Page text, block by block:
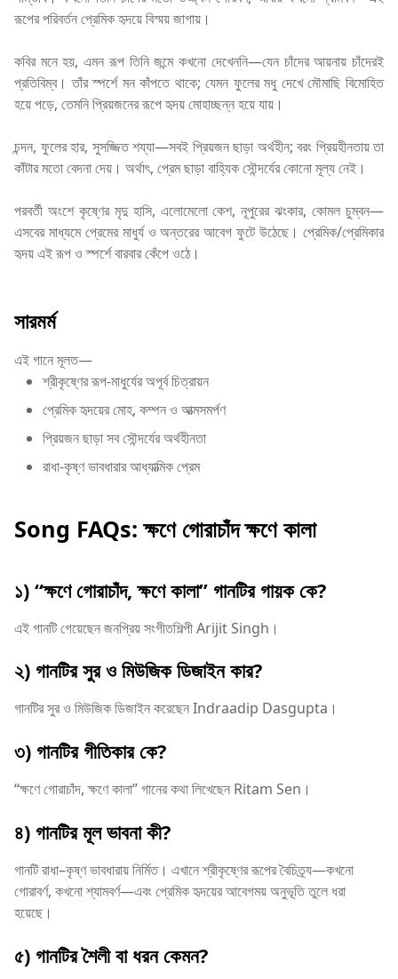
রূপের পরিবর্তন প্রেমিক হৃদয়ে বিস্ময় জাগায়।
কবির মনে হয়, এমন রূপ তিনি জন্মে কখনো দেখেননি—যেন চাঁদের আয়নায় চাঁদেরই
প্রতিবিম্ব। তাঁর স্পর্শে মন কাঁপতে থাকে; যেমন ফুলের মধু দেখে মৌমাছি বিমোহিত
হয়ে পড়ে, তেমনি প্রিয়জনের রূপে হৃদয় মোহাচ্ছন্ন হয়ে যায়।
চন্দন, ফুলের হার, সুসজ্জিত শয্যা—সবই প্রিয়জন ছাড়া অর্থহীন; বরং প্রিয়হীনতায় তা
কাঁটার মতো বেদনা দেয়। অর্থাৎ, প্রেম ছাড়া বাহ্যিক সৌন্দর্যের কোনো মূল্য নেই।
পরবর্তী অংশে কৃষ্ণের মৃদু হাসি, এলোমেলো কেশ, নূপুরের ঝংকার, কোমল চুম্বন—
এসবের মাধ্যমে প্রেমের মাধুর্য ও অন্তরের আবেগ ফুটে উঠেছে। প্রেমিক/প্রেমিকার
হৃদয় এই রূপ ও স্পর্শে বারবার কেঁপে ওঠে।
সারমর্ম
এই গানে মূলত—
শ্রীকৃষ্ণের রূপ-মাধুর্যের অপূর্ব চিত্রায়ন
প্রেমিক হৃদয়ের মোহ, কম্পন ও আত্মসমর্পণ
প্রিয়জন ছাড়া সব সৌন্দর্যের অর্থহীনতা
রাধা-কৃষ্ণ ভাবধারার আধ্যাত্মিক প্রেম
Song FAQs: ক্ষণে গোরাচাঁদ ক্ষণে কালা
১) “ক্ষণে গোরাচাঁদ, ক্ষণে কালা” গানটির গায়ক কে?
এই গানটি গেয়েছেন জনপ্রিয় সংগীতশিল্পী Arijit Singh।
২) গানটির সুর ও মিউজিক ডিজাইন কার?
গানটির সুর ও মিউজিক ডিজাইন করেছেন Indraadip Dasgupta।
৩) গানটির গীতিকার কে?
“ক্ষণে গোরাচাঁদ, ক্ষণে কালা” গানের কথা লিখেছেন Ritam Sen।
৪) গানটির মূল ভাবনা কী?
গানটি রাধা–কৃষ্ণ ভাবধারায় নির্মিত। এখানে শ্রীকৃষ্ণের রূপের বৈচিত্র্য—কখনো
গোরাবর্ণ, কখনো শ্যামবর্ণ—এবং প্রেমিক হৃদয়ের আবেগময় অনুভূতি তুলে ধরা
হয়েছে।
৫) গানটির শৈলী বা ধরন কেমন?